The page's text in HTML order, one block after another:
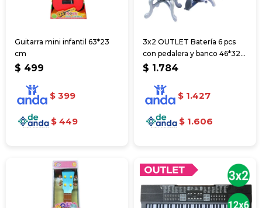
Guitarra mini infantil 63*23
cm
$ 499
$ 399
$ 449
3x2 OUTLET Batería 6 pcs
con pedalera y banco 46*32
cm
$ 1.784
$ 1.427
$ 1.606